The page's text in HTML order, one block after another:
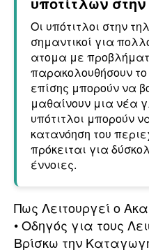
Οι υπότιτλοι στην
σημαντικοί για
ατομα με
παρακολουθήσουν
επίσης μπορούν να
μαθαίνουν μια νέα
υπότιτλοι μπορούν
κατανόηση του
πρόκειται για
έννοιες.
Πως Λειτουργεί ο
•Οδηγός για τους
Βρίσκω την